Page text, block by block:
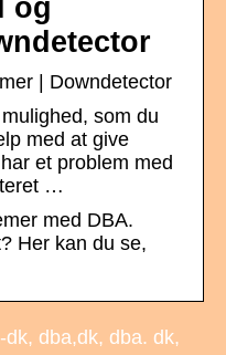
og
| Downdetector
som du
med at give
et problem med
…
med DBA.
Her kan du se,
dba,dk, dba. dk,